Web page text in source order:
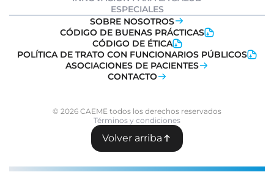
Innovación Farmacéutica
I+D clínica
Sociedad y Medicamentos
Transformación Digital
Salud
Farmacovigilancia
ESPECIALES
Informe Weber
Ideatón Salud
InnovationDay
SOBRE NOSOTROS
CÓDIGO DE BUENAS PRÁCTICAS
CÓDIGO DE ÉTICA
POLÍTICA DE TRATO CON FUNCIONARIOS PÚBLICOS
ASOCIACIONES DE PACIENTES
CONTACTO
© 2026 CAEME todos los derechos reservados
Términos y condiciones
Volver arriba